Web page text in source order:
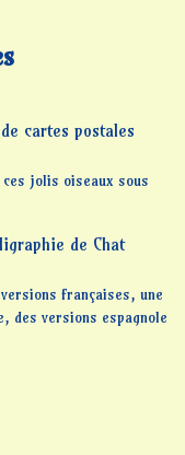
cartes postales
jolis oiseaux sous
de Chat
françaises, une
des versions espagnole